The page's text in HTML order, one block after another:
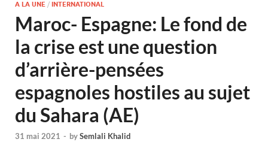
A LA UNE / INTERNATIONAL
Maroc- Espagne: Le fond de
la crise est une question
d’arrière-pensées
espagnoles hostiles au sujet
du Sahara (AE)
31 mai 2021 - bySemlali Khalid